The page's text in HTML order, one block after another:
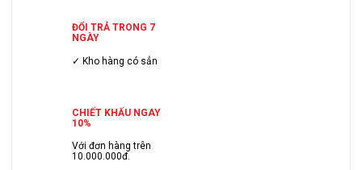
ĐỔI TRẢ TRONG 7
NGÀY
✓ Kho hàng có sẳn
CHIẾT KHẤU NGAY
10%
Với đơn hàng trên
10.000.000đ.